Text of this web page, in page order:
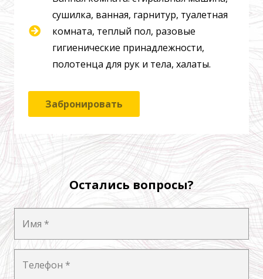
сушилка, ванная, гарнитур, туалетная
комната, теплый пол, разовые
гигиенические принадлежности,
полотенца для рук и тела, халаты.
Забронировать
Остались вопросы?